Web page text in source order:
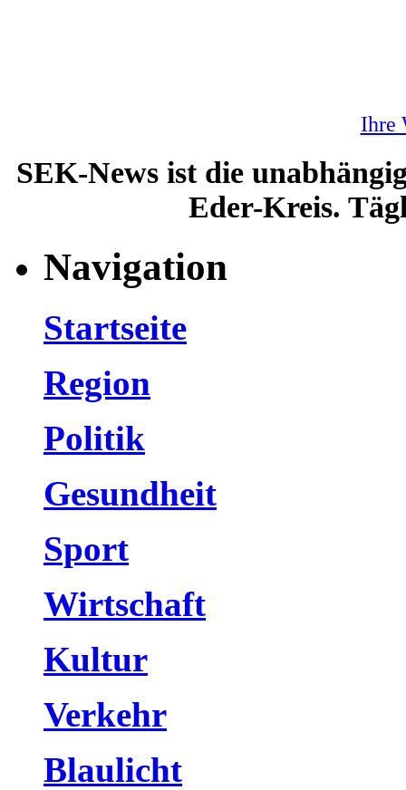
Ihre
SEK-News ist die
Eder-Kreis.
Navigation
Startseite
Region
Politik
Gesundheit
Sport
Wirtschaft
Kultur
Verkehr
Blaulicht